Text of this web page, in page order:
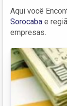
Aqui você
Sorocaba e
empresas.